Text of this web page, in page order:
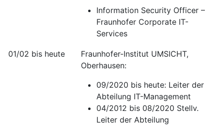
Information Security Officer –
Fraunhofer Corporate IT-
Services
01/02 bis heute
Fraunhofer-Institut UMSICHT,
Oberhausen:
09/2020 bis heute: Leiter der
Abteilung IT-Management
04/2012 bis 08/2020 Stellv.
Leiter der Abteilung